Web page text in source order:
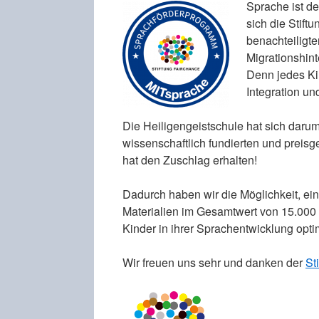
Sprache ist
sich die
Denn jedes
Integration
Die Heiligengeistschule hat sich
wissenschaftlich fundierten und
hat den Zuschlag erhalten!
Dadurch haben wir die Möglichkeit,
Materialien im Gesamtwert von
Kinder in ihrer Sprachentwicklung
Wir freuen uns sehr und danken der